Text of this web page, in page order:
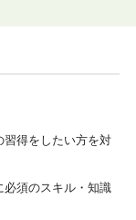
習得をしたい方を対
必須のスキル・知識